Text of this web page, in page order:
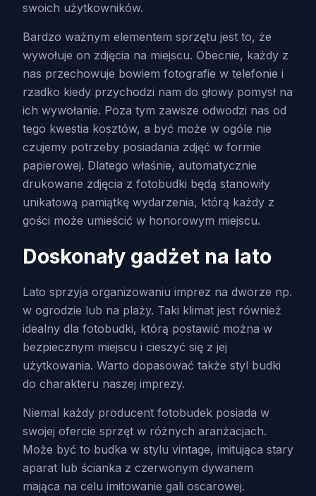
swoich użytkowników.
Bardzo ważnym elementem sprzętu jest to, że
wywołuje on zdjęcia na miejscu. Obecnie, każdy z
nas przechowuje bowiem fotografie w telefonie i
rzadko kiedy przychodzi nam do głowy pomysł na
ich wywołanie. Poza tym zawsze odwodzi nas od
tego kwestia kosztów, a być może w ogóle nie
czujemy potrzeby posiadania zdjęć w formie
papierowej. Dlatego właśnie, automatycznie
drukowane zdjęcia z fotobudki będą stanowiły
unikatową pamiątkę wydarzenia, którą każdy z
gości może umieścić w honorowym miejscu.
Doskonały gadżet na lato
Lato sprzyja organizowaniu imprez na dworze np.
w ogrodzie lub na plaży. Taki klimat jest również
idealny dla fotobudki, którą postawić można w
bezpiecznym miejscu i cieszyć się z jej
użytkowania. Warto dopasować także styl budki
do charakteru naszej imprezy.
Niemal każdy producent fotobudek posiada w
swojej ofercie sprzęt w różnych aranżacjach.
Może być to budka w stylu vintage, imitująca stary
aparat lub ścianka z czerwonym dywanem
mająca na celu imitowanie gali oscarowej.